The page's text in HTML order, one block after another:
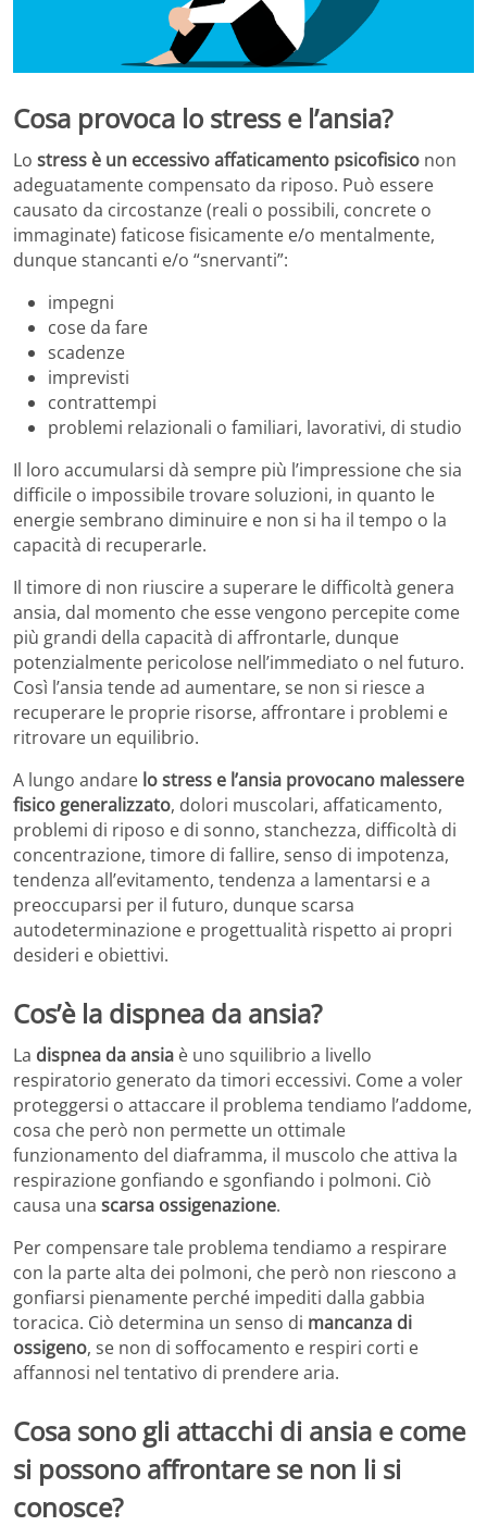
Cosa provoca lo stress e l’ansia?
Lo stress è un eccessivo affaticamento psicofisico non
adeguatamente compensato da riposo. Può essere
causato da circostanze (reali o possibili, concrete o
immaginate) faticose fisicamente e/o mentalmente,
dunque stancanti e/o “snervanti”:
impegni
cose da fare
scadenze
imprevisti
contrattempi
problemi relazionali o familiari, lavorativi, di studio
Il loro accumularsi dà sempre più l’impressione che sia
difficile o impossibile trovare soluzioni, in quanto le
energie sembrano diminuire e non si ha il tempo o la
capacità di recuperarle.
Il timore di non riuscire a superare le difficoltà genera
ansia, dal momento che esse vengono percepite come
più grandi della capacità di affrontarle, dunque
potenzialmente pericolose nell’immediato o nel futuro.
Così l’ansia tende ad aumentare, se non si riesce a
recuperare le proprie risorse, affrontare i problemi e
ritrovare un equilibrio.
A lungo andare lo stress e l’ansia provocano malessere
fisico generalizzato, dolori muscolari, affaticamento,
problemi di riposo e di sonno, stanchezza, difficoltà di
concentrazione, timore di fallire, senso di impotenza,
tendenza all’evitamento, tendenza a lamentarsi e a
preoccuparsi per il futuro, dunque scarsa
autodeterminazione e progettualità rispetto ai propri
desideri e obiettivi.
Cos’è la dispnea da ansia?
La dispnea da ansia è uno squilibrio a livello
respiratorio generato da timori eccessivi. Come a voler
proteggersi o attaccare il problema tendiamo l’addome,
cosa che però non permette un ottimale
funzionamento del diaframma, il muscolo che attiva la
respirazione gonfiando e sgonfiando i polmoni. Ciò
causa una scarsa ossigenazione.
Per compensare tale problema tendiamo a respirare
con la parte alta dei polmoni, che però non riescono a
gonfiarsi pienamente perché impediti dalla gabbia
toracica. Ciò determina un senso di mancanza di
ossigeno, se non di soffocamento e respiri corti e
affannosi nel tentativo di prendere aria.
Cosa sono gli attacchi di ansia e come
si possono affrontare se non li si
conosce?